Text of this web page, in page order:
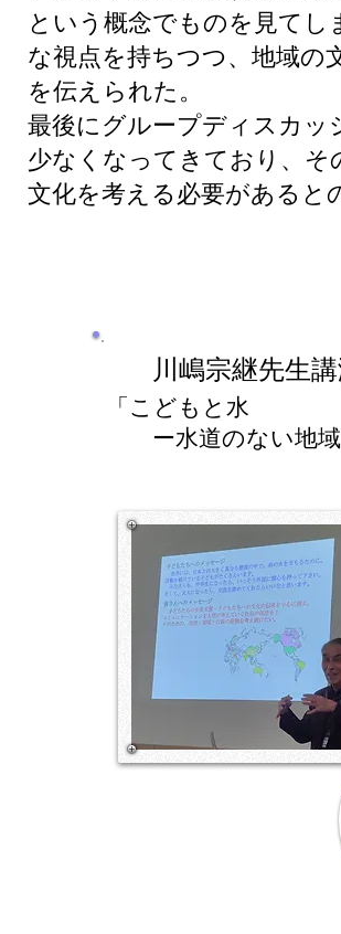
という概念でものを見て
な視点を持ちつつ、地域の
を伝えられた。
最後にグループディスカッ
少なくなってきており、そ
文化を考える必要があると
川嶋宗継先生
「こどもと水
ー水道のない地域